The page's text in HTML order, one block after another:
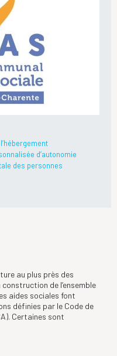
au plus près des
de l’ensemble
aides sociales font
définies par le Code de
Certaines sont
d’autonomie
des personnes